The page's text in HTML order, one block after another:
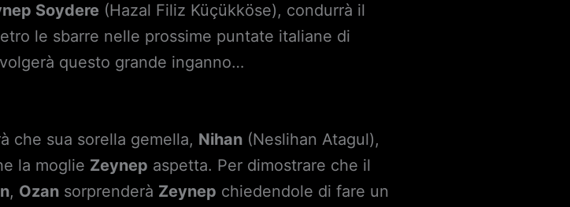
Soydere (Hazal Filiz Küçükköse), condurrà il
le sbarre nelle prossime puntate italiane di
questo grande inganno…
che sua sorella gemella, Nihan (Neslihan Atagul),
la moglie Zeynep aspetta. Per dimostrare che il
, Ozan sorprenderà Zeynep chiedendole di fare un